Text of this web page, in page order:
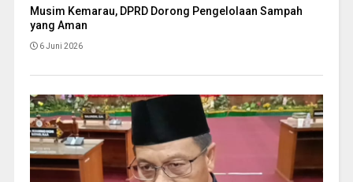
Musim Kemarau, DPRD Dorong Pengelolaan Sampah
yang Aman
6 Juni 2026